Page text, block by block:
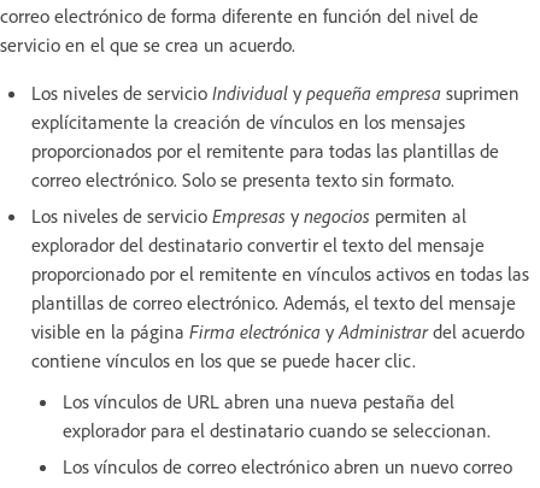
correo electrónico de forma diferente en función del nivel de
servicio en el que se crea un acuerdo.
Los niveles de servicio Individual y pequeña empresa suprimen
explícitamente la creación de vínculos en los mensajes
proporcionados por el remitente para todas las plantillas de
correo electrónico. Solo se presenta texto sin formato.
Los niveles de servicio Empresas y negocios permiten al
explorador del destinatario convertir el texto del mensaje
proporcionado por el remitente en vínculos activos en todas las
plantillas de correo electrónico. Además, el texto del mensaje
visible en la página Firma electrónica y Administrardel acuerdo
contiene vínculos en los que se puede hacer clic.
Los vínculos de URL abren una nueva pestaña del
explorador para el destinatario cuando se seleccionan.
Los vínculos de correo electrónico abren un nuevo correo